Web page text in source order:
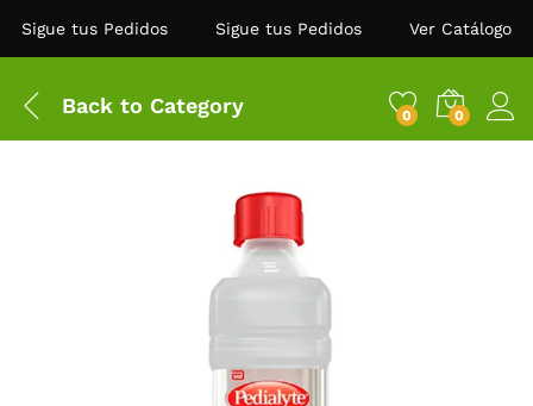
Sigue tus Pedidos Sigue tus Pedidos Ver Catálogo
Back to Category 0 0